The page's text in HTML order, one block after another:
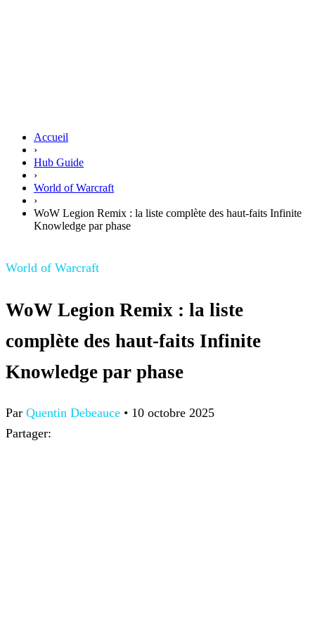
Accueil
›
Hub Guide
›
World of Warcraft
›
WoW Legion Remix : la liste complète des haut-faits Infinite
Knowledge par phase
World of Warcraft
WoW Legion Remix : la liste
complète des haut-faits Infinite
Knowledge par phase
Par Quentin Debeauce • 10 octobre 2025
Partager: